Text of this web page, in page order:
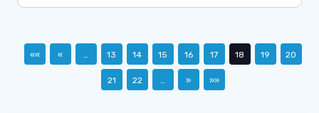
«« « 13 14 15 16 17 18 19 20
21 22 » »»